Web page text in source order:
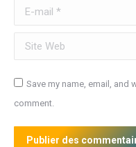
E-mail *
Site Web
Save my name, email, and
comment.
Publier des